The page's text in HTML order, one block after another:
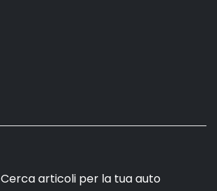
Cerca articoli per la tua auto